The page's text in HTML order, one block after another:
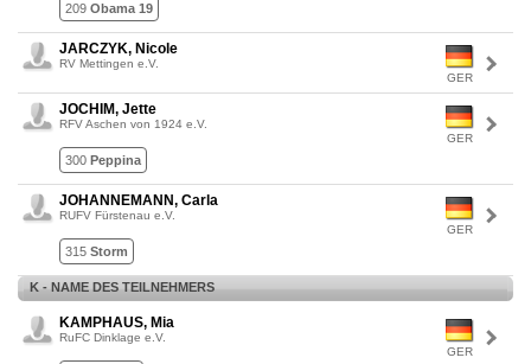
209 Obama 19
GER
JARCZYK, Nicole
RV Mettingen e.V.
GER
JOCHIM, Jette
RFV Aschen von 1924 e.V.
300 Peppina
GER
JOHANNEMANN, Carla
RUFV Fürstenau e.V.
315 Storm
K - NAME DES TEILNEHMERS
GER
KAMPHAUS, Mia
RuFC Dinklage e.V.